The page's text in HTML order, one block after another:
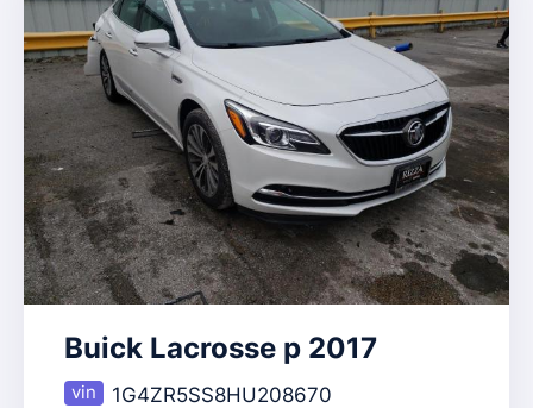
Buick Lacrosse p 2017
1G4ZR5SS8HU208670